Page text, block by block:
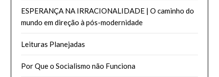
ESPERANÇA NA IRRACIONALIDADE | O caminho do
mundo em direção à pós-modernidade
Leituras Planejadas
Por Que o Socialismo não Funciona